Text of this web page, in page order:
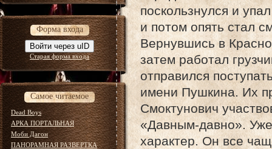
Форма входа
Войти через uID
Старая форма входа
Самое читаемое
Dead Boys
АРКА ПОРТАЛЬНАЯ
Моби Дагон
ПАНОРАМНАЯ РАЗВЕРТКА
поскользнулся и
и потом опять стал
Вернувшись в
затем работал
отправился
имени Пушкина. Их
Смоктунович
«Давным-давно». Уже
характер. Он все